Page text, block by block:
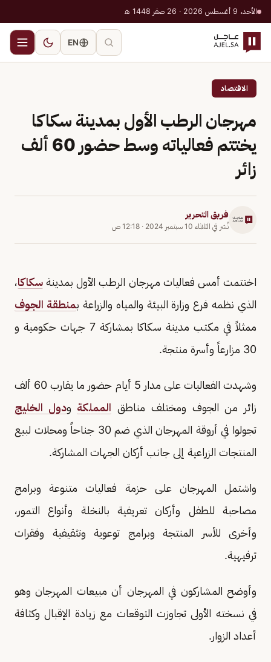
الأحد، 9 أغسطس 2026 · 26 صفر 1448 هـ
EN
الاقتصاد
مهرجان الرطب الأول بمدينة سكاكا
يختتم فعالياته وسط حضور 60 ألف
زائر
فريق التحرير
نُشر في الثلاثاء 10 سبتمبر 2024 · 12:18 ص
اختتمت أمس فعاليات مهرجان الرطب الأول بمدينة سكاكا،
الذي نظمه فرع وزارة البيئة والمياه والزراعة بمنطقة الجوف
ممثلاً في مكتب مدينة سكاكا بمشاركة 7 جهات حكومية و
30 مزارعاً وأسرة منتجة.
وشهدت الفعاليات على مدار 5 أيام حضور ما يقارب 60 ألف
زائر من الجوف ومختلف مناطق المملكة ودول الخليج
تجولوا في أروقة المهرجان الذي ضم 30 جناحاً ومحلات لبيع
المنتجات الزراعية إلى جانب أركان الجهات المشاركة.
واشتمل المهرجان على حزمة فعاليات متنوعة وبرامج
مصاحبة للطفل وأركان تعريفية بالنخلة وأنواع التمور،
وأخرى للأسر المنتجة وبرامج توعوية وتثقيفية وفقرات
ترفيهية.
وأوضح المشاركون في المهرجان أن مبيعات المهرجان وهو
في نسخته الأولى تجاوزت التوقعات مع زيادة الإقبال وكثافة
أعداد الزوار.